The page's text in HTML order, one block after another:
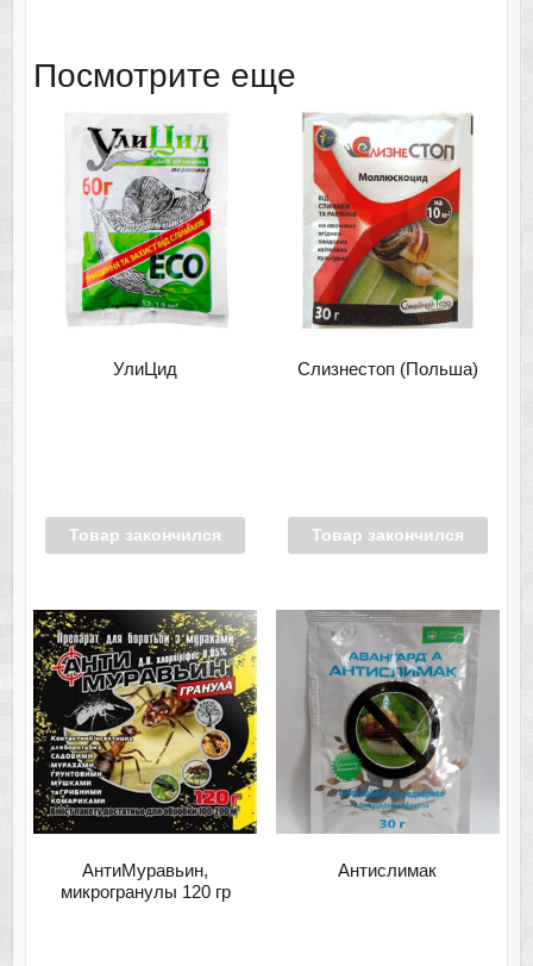
Посмотрите еще
УлиЦид
Товар закончился
Слизнестоп (Польша)
Товар закончился
АнтиМуравьин,
микрогранулы 120 гр
Антислимак